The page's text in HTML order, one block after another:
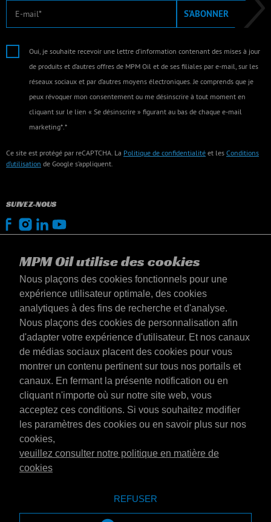
MPM Oil utilise des cookies
Nous plaçons des cookies fonctionnels pour une
expérience utilisateur optimale, des cookies
analytiques à des fins de recherche et d'analyse.
Nous plaçons des cookies de personnalisation afin
d'adapter votre expérience d'utilisateur. Et nos canaux
de médias sociaux placent des cookies pour vous
montrer un contenu pertinent sur tous nos portails et
canaux. En fermant la présente notification ou en
cliquant n'importe où sur notre site web, vous
acceptez ces conditions. Si vous souhaitez modifier
les paramètres des cookies ou en savoir plus sur nos
cookies,
veuillez consulter notre politique en matière de
cookies
REFUSER
E-mail S’ABONNER
Oui, je souhaite recevoir une lettre d’information contenant des mises à jour
de produits et d’autres offres de MPM Oil et de ses filiales par e-mail, sur les
réseaux sociaux et par d’autres moyens électroniques. Je comprends que je
peux révoquer mon consentement ou me désinscrire à tout moment en
cliquant sur le lien « Se désinscrire » figurant au bas de chaque e-mail
marketing*.*
Ce site est protégé par reCAPTCHA. La Politique de confidentialité et les Conditions
d’utilisation de Google s’appliquent.
SUIVEZ-NOUS
Luxembourg
Contact
Conditions générales
Conditions de livraison
Déclaration de confidentialité